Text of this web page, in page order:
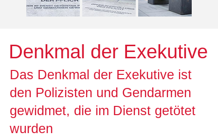
Denkmal der Exekutive
Das Denkmal der Exekutive ist
den Polizisten und Gendarmen
gewidmet, die im Dienst getötet
wurden